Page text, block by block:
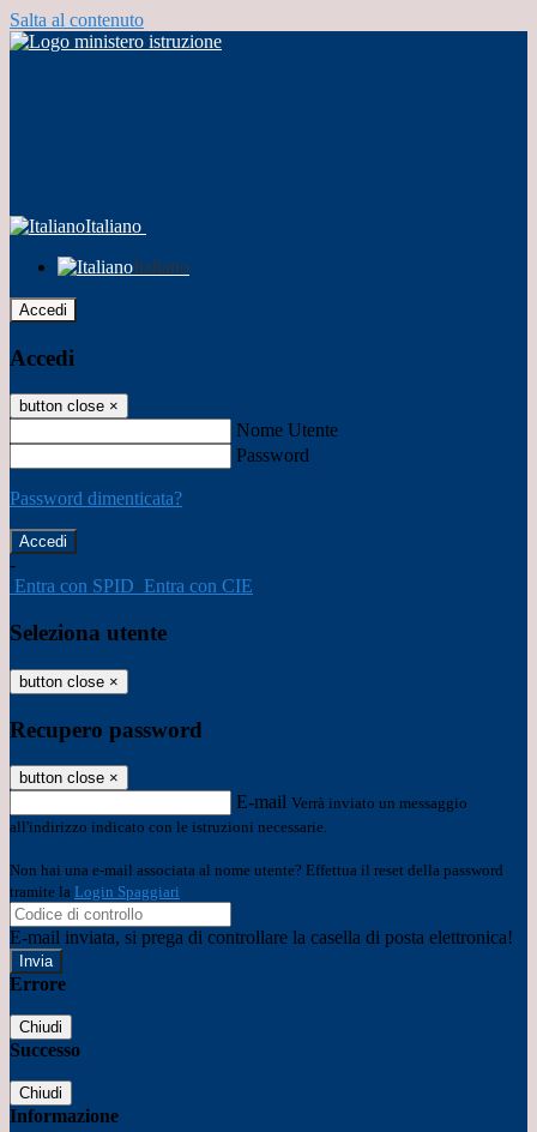
Salta al contenuto
Italiano
Italiano
Accedi
Accedi
button close ×
Nome Utente
Password
Password dimenticata?
-
Entra con SPID Entra con CIE
Seleziona utente
button close ×
Recupero password
button close ×
E-mail Verrà inviato un messaggio
all'indirizzo indicato con le istruzioni necessarie.
Non hai una e-mail associata al nome utente? Effettua il reset della password
tramite la Login Spaggiari
E-mail inviata, si prega di controllare la casella di posta elettronica!
Errore
Chiudi
Successo
Chiudi
Informazione